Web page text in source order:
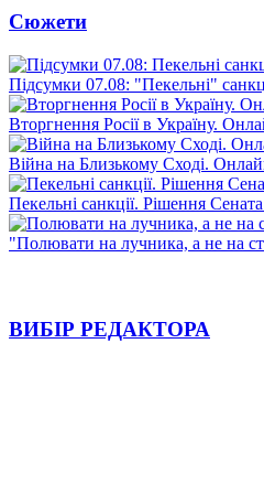
Сюжети
Підсумки 07.08: "Пекельні"
Вторгнення Росії в Україну.
Війна на Близькому Сході.
Пекельні санкції. Рішення
"Полювати на лучника, а не на
ВИБІР РЕДАКТОРА